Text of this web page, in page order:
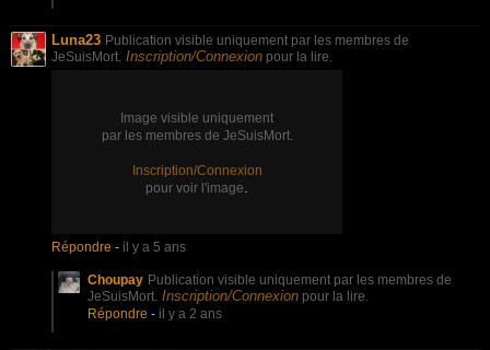
Luna23 Publication visible uniquement par les membres de
JeSuisMort. Inscription/Connexion pour la lire.
Image visible uniquement
par les membres de JeSuisMort.
Inscription/Connexion
pour voir l'image
Répondre - il y a 5 ans
Choupay Publication visible uniquement par les membres de
JeSuisMort. Inscription/Connexion pour la lire.
Répondre - il y a 2 ans